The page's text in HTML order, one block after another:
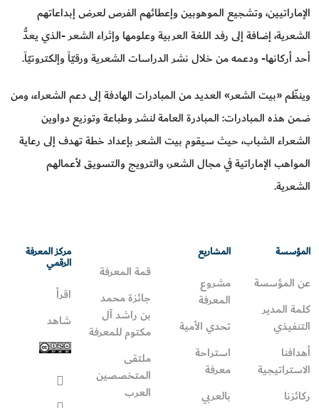
الإماراتيين، وتشجيع الموهوبين وإعطائهم الفرص لعرض إبداعاتهم
الشعرية، إضافة إلى رفد اللغة العربية وعلومها وإثراء الشعر -الذي يعدُّ
أحد أركانها- ودعمه من خلال نشر الدراسات الشعرية ورقيّاً وإلكترونيّاً.
وينظّم «بيت الشعر» العديد من المبادرات الهادفة إلى دعم الشعراء، ومن
ضمن هذه المبادرات: المبادرة العامة لنشر وطباعة وتوزيع دواوين
الشعراء الشباب، حيث سيقوم بيت الشعر بإعداد خطة تهدف إلى رعاية
المواهب الإماراتية في مجال الشعر، والترويج والتسويق لأعمالهم
الشعرية.
المؤسسة
عن المؤسسة
كلمة المدير
التنفيذي
أهدافنا
الاستراتيجية
ركائزنا
المشاريع
مشروع
المعرفة
تحدي الأمية
استراحة
معرفة
بالعربي
قمة المعرفة
جائزة محمد
بن راشد آل
مكتوم للمعرفة
ملتقى
المتخصصين
العرب
مركز المعرفة
الرقمي
اقرأ
شاهد